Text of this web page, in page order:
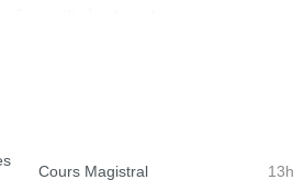
problèmes scientifique ou autres.
Cours Magistral 13h